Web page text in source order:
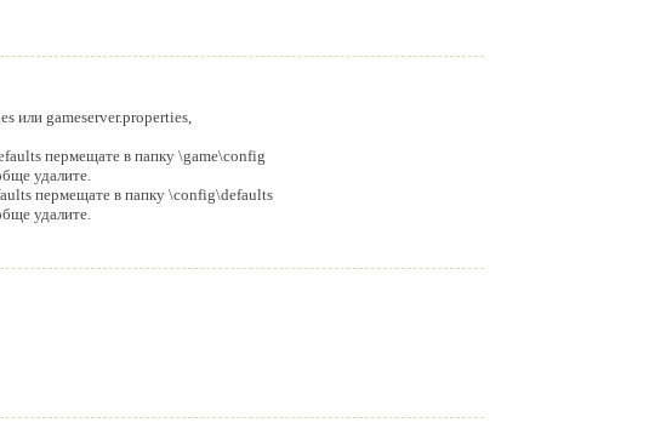
или gameserver.properties,
пермещате в папку \game\config
удалите.
пермещате в папку \config\defaults
удалите.